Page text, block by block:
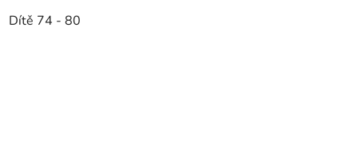
Dítě 74 - 80